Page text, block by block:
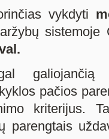
vykdyti
galiojančią
pačios
kriterijus.
parengtais